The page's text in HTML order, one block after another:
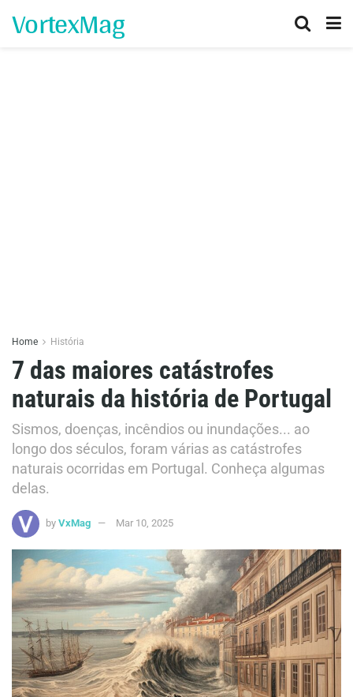
VortexMag
Home História
7 das maiores catástrofes
naturais da história de Portugal
Sismos, doenças, incêndios ou inundações... ao
longo dos séculos, foram várias as catástrofes
naturais ocorridas em Portugal. Conheça algumas
delas.
by VxMag Mar 10, 2025